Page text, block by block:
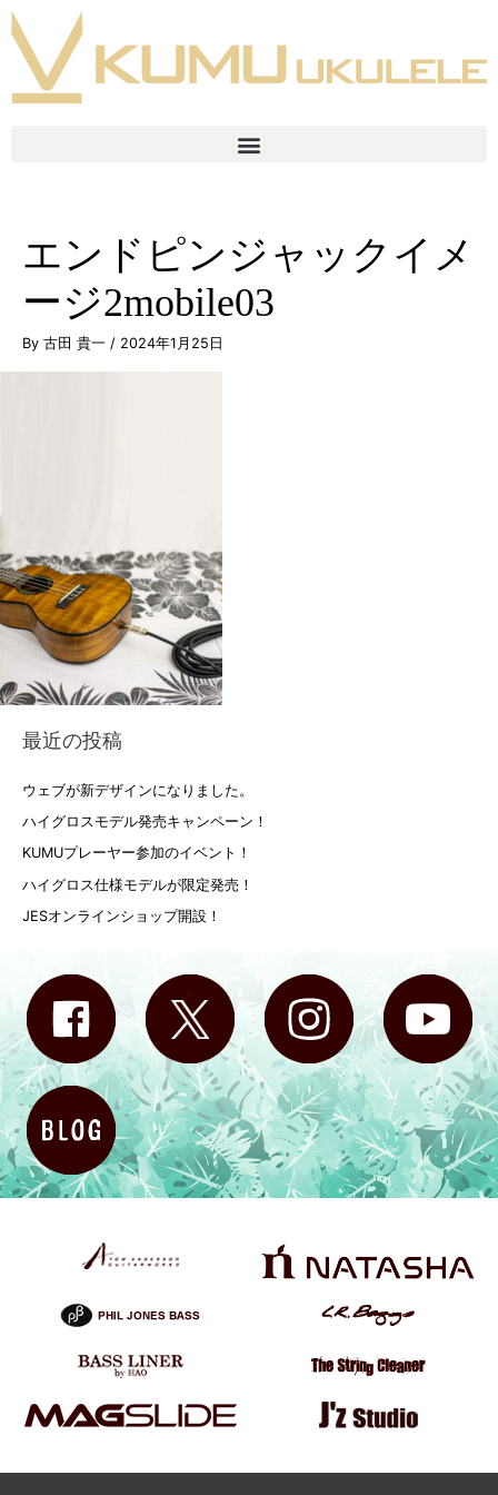
エンドピンジャックイメ
ージ2mobile03
By 古田 貴一 / 2024年1月25日
最近の投稿
ウェブが新デザインになりました。
ハイグロスモデル発売キャンペーン！
KUMUプレーヤー参加のイベント！
ハイグロス仕様モデルが限定発売！
JESオンラインショップ開設！